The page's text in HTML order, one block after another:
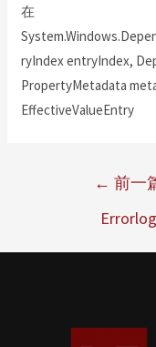
在
ryIndex entryIndex,
PropertyMetadata
EffectiveValueEntry
← 前一
Errorlog